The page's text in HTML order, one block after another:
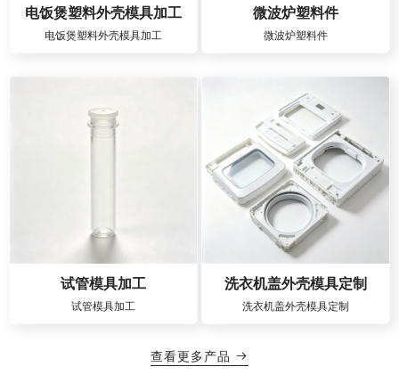
电饭煲塑料外壳模具加工
电饭煲塑料外壳模具加工
微波炉塑料件
微波炉塑料件
试管模具加工
试管模具加工
洗衣机盖外壳模具定制
洗衣机盖外壳模具定制
查看更多产品 